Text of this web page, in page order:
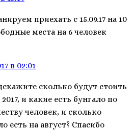
приехать с 15.09.17 на 10
места на 6 человек
в 02:01
сколько будут стоить
и какие есть бунгало по
человек, и сколько
есть на август? Спасибо